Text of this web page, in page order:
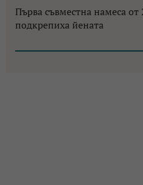
Първа съвместна намеса
подкрепиха йената